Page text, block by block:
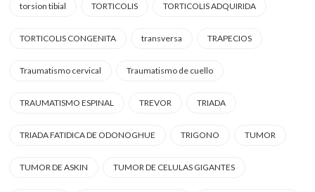
torsion tibial TORTICOLIS TORTICOLIS ADQUIRIDA
TORTICOLIS CONGENITA transversa TRAPECIOS
Traumatismo cervical Traumatismo de cuello
TRAUMATISMO ESPINAL TREVOR TRIADA
TRIADA FATIDICA DE ODONOGHUE TRIGONO TUMOR
TUMOR DE ASKIN TUMOR DE CELULAS GIGANTES